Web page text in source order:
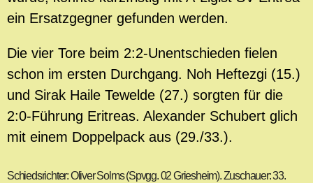
ein Ersatzgegner gefunden werden.
Die vier Tore beim 2:2-Unentschieden fielen
schon im ersten Durchgang. Noh Heftezgi (15.)
und Sirak Haile Tewelde (27.) sorgten für die
2:0-Führung Eritreas. Alexander Schubert glich
mit einem Doppelpack aus (29./33.).
Schiedsrichter: Oliver Solms (Spvgg. 02 Griesheim). Zuschauer: 33.